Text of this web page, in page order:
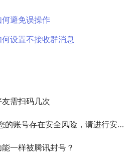
避免误操作
设置不接收群消息
需扫码几次
在安全风险，请进行安全验证”如何处理？
一样被腾讯封号？